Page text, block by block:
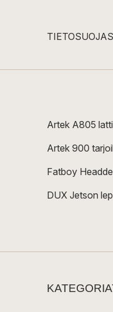
Artek A805
Artek 900
Fatboy
DUX Jetson